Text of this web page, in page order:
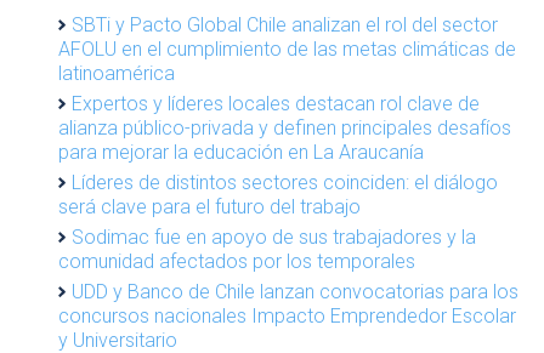
SBTi y Pacto Global Chile analizan el rol del sector
AFOLU en el cumplimiento de las metas climáticas de
latinoamérica
Expertos y líderes locales destacan rol clave de
alianza público-privada y definen principales desafíos
para mejorar la educación en La Araucanía
Líderes de distintos sectores coinciden: el diálogo
será clave para el futuro del trabajo
Sodimac fue en apoyo de sus trabajadores y la
comunidad afectados por los temporales
UDD y Banco de Chile lanzan convocatorias para los
concursos nacionales Impacto Emprendedor Escolar
y Universitario